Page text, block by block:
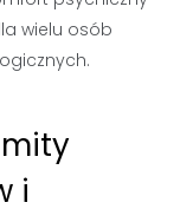
wielu osób
i